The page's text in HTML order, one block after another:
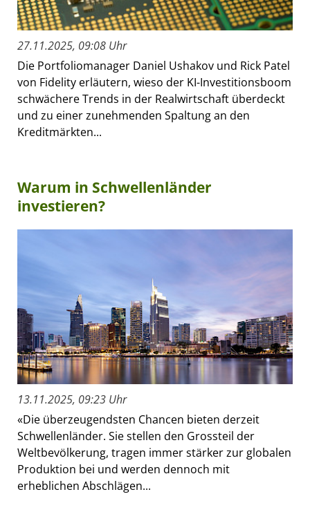
27.11.2025, 09:08 Uhr
Die Portfoliomanager Daniel Ushakov und Rick Patel
von Fidelity erläutern, wieso der KI-Investitionsboom
schwächere Trends in der Realwirtschaft überdeckt
und zu einer zunehmenden Spaltung an den
Kreditmärkten...
Warum in Schwellenländer
investieren?
13.11.2025, 09:23 Uhr
«Die überzeugendsten Chancen bieten derzeit
Schwellenländer. Sie stellen den Grossteil der
Weltbevölkerung, tragen immer stärker zur globalen
Produktion bei und werden dennoch mit
erheblichen Abschlägen...